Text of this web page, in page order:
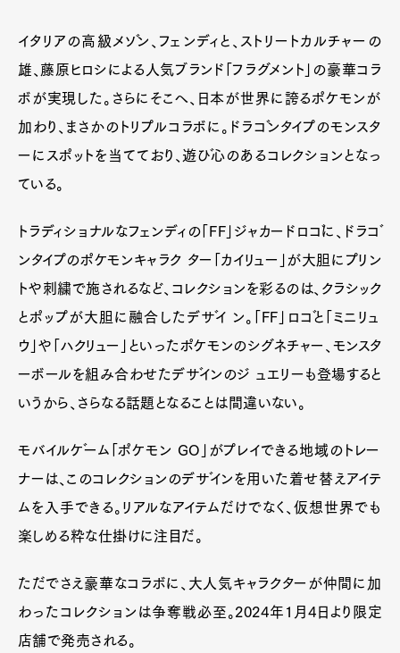
イタリアの高級メゾン、フェンディと、ストリートカルチャーの
雄、藤原ヒロシによる人気ブランド「フラグメント」の豪華コラ
ボが実現した。さらにそこへ、日本が世界に誇るポケモンが
加わり、まさかのトリプルコラボに。ドラゴンタイプのモンスタ
ーにスポットを当てており、遊び心のあるコレクションとなっ
ている。
トラディショナルなフェンディの「FF」ジャカードロゴに、ドラゴ
ンタイプのポケモンキャラク ター「カイリュー」が大胆にプリン
トや刺繍で施されるなど、コレクションを彩るのは、クラシック
とポップが大胆に融合したデザイ ン。「FF」ロゴと「ミニリュ
ウ」や「ハクリュー」といったポケモンのシグネチャー、モンスタ
ーボールを組み合わせたデザインのジ ュエリーも登場すると
いうから、さらなる話題となることは間違いない。
モバイルゲーム「ポケモン GO」がプレイできる地域のトレー
ナーは、このコレクションのデザインを用いた着せ替えアイテ
ムを入手できる。リアルなアイテムだけでなく、仮想世界でも
楽しめる粋な仕掛けに注目だ。
ただでさえ豪華なコラボに、大人気キャラクターが仲間に加
わったコレクションは争奪戦必至。2024年1月4日より限定
店舗で発売される。